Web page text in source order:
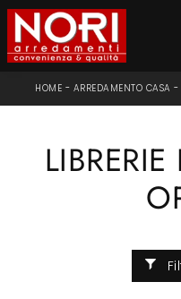
HOME - ARREDAMENTO CASA -